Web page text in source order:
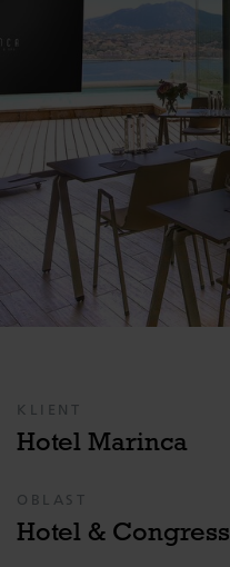
KLIENT
Hotel Marinca
OBLAST
Hotel & Congress